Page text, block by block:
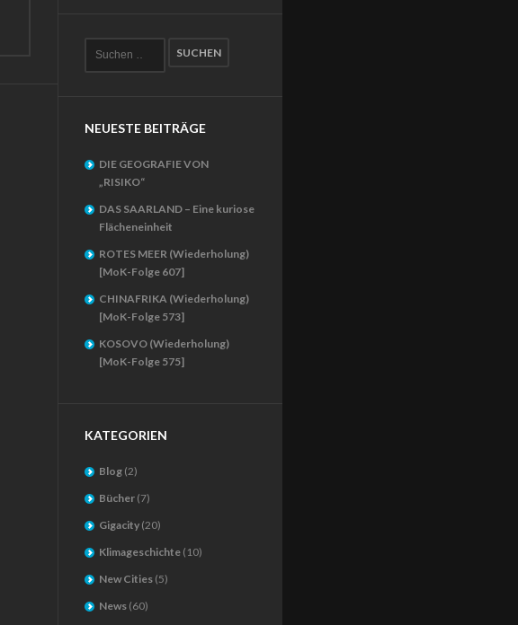
NEUESTE BEITRÄGE
DIE GEOGRAFIE VON
„RISIKO“
DAS SAARLAND – Eine kuriose
Flächeneinheit
ROTES MEER (Wiederholung)
[MoK-Folge 607]
CHINAFRIKA (Wiederholung)
[MoK-Folge 573]
KOSOVO (Wiederholung)
[MoK-Folge 575]
KATEGORIEN
Blog (2)
Bücher (7)
Gigacity (20)
Klimageschichte (10)
New Cities (5)
News (60)